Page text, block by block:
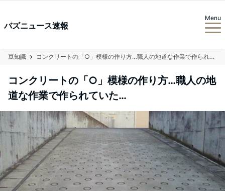
バズニュース速報
Menu
豆知識 コンクリートの「○」模様の作り方…職人の地道な作業で作られていた…
コンクリートの「○」模様の作り方…職人の地
道な作業で作られていた…